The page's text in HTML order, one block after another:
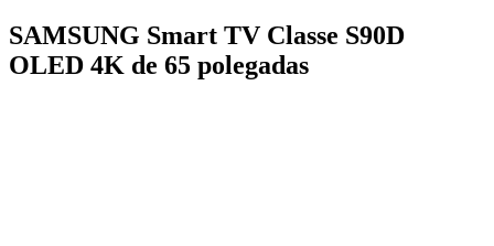
SAMSUNG Smart TV Classe S90D
OLED 4K de 65 polegadas